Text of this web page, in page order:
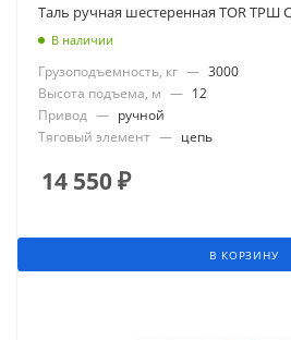
Таль ручная шестеренная TOR ТРШ
В наличии
Грузоподъемность, кг — 3000
Высота подъема, м — 12
Привод — ручной
Тяговый элемент — цепь
14 550₽
В КОРЗИНУ